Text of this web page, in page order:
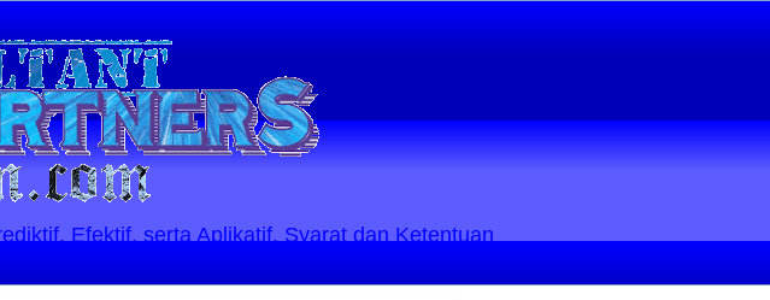
Efektif, serta Aplikatif. Syarat dan Ketentuan